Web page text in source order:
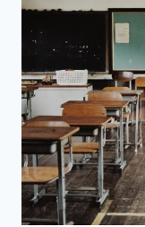
何
再
逢
君
VOL.30
旧
校
舍
里
的
工